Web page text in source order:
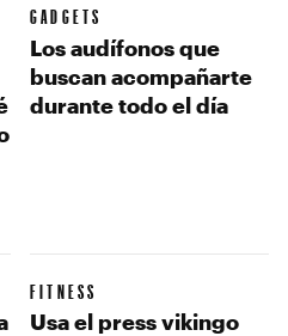
GADGETS
Los audífonos que
buscan acompañarte
durante todo el día
FITNESS
Usa el press vikingo